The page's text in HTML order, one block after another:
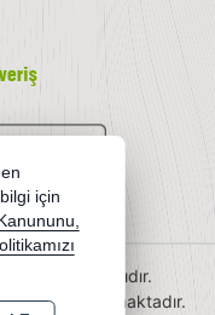
hakları saklıdır.
ile korunmaktadır.
için